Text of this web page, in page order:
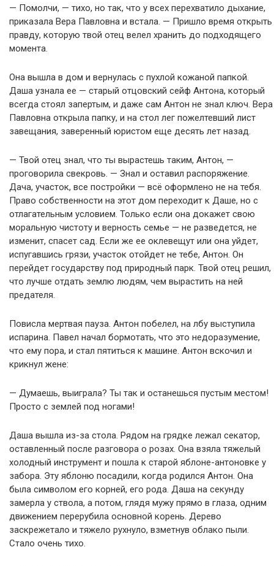
— Помолчи, — тихо, но так, что у всех перехватило дыхание,
приказала Вера Павловна и встала. — Пришло время открыть
правду, которую твой отец велел хранить до подходящего
момента.
Она вышла в дом и вернулась с пухлой кожаной папкой.
Даша узнала ее — старый отцовский сейф Антона, который
всегда стоял запертым, и даже сам Антон не знал ключ. Вера
Павловна открыла папку, и на стол лег пожелтевший лист
завещания, заверенный юристом еще десять лет назад.
— Твой отец знал, что ты вырастешь таким, Антон, —
проговорила свекровь. — Знал и оставил распоряжение.
Дача, участок, все постройки — всё оформлено не на тебя.
Право собственности на этот дом переходит к Даше, но с
отлагательным условием. Только если она докажет свою
моральную чистоту и верность семье — не разведется, не
изменит, спасет сад. Если же ее оклевещут или она уйдет,
испугавшись грязи, участок отойдет не тебе, Антон. Он
перейдет государству под природный парк. Твой отец решил,
что лучше отдать землю людям, чем вырастить на ней
предателя.
Повисла мертвая пауза. Антон побелел, на лбу выступила
испарина. Павел начал бормотать, что это недоразумение,
что ему пора, и стал пятиться к машине. Антон вскочил и
крикнул жене:
— Думаешь, выиграла? Ты так и останешься пустым местом!
Просто с землей под ногами!
Даша вышла из-за стола. Рядом на грядке лежал секатор,
оставленный после разговора о розах. Она взяла тяжелый
холодный инструмент и пошла к старой яблоне-антоновке у
забора. Эту яблоню посадили, когда родился Антон. Она
была символом его корней, его рода. Даша на секунду
замерла у ствола, а потом, глядя мужу прямо в глаза, одним
движением перерубила основной корень. Дерево
заскрежетало и тяжело рухнуло, взметнув облако пыли.
Стало очень тихо.